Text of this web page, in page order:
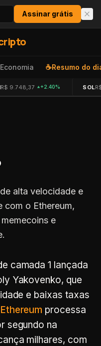
Assinar grátis
Economia ☕Resumo do
R$ 9.748,37 +2.40% SOL
alta velocidade e
com o Ethereum,
e
camada 1 lançada
Yakovenko, que
e baixas taxas
Ethereum processa
segundo na
milhares, com